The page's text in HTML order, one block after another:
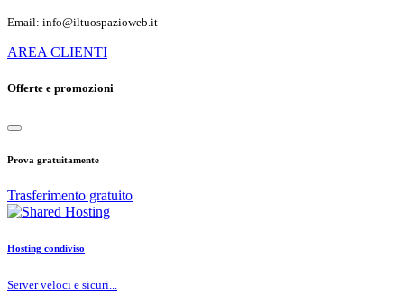
Email: info@iltuospazioweb.it
AREA CLIENTI
Offerte e promozioni
Prova gratuitamente
Trasferimento gratuito
Hosting condiviso
Server veloci e sicuri...